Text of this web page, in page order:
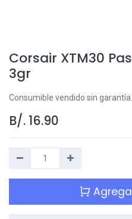
Corsair XTM30
3gr
Consumible vendido sin garantía.
B/. 16.90